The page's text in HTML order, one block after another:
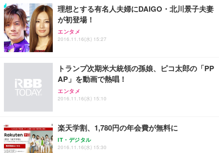
務用 おしゃれ パソコンチェア (ホワイト)
ANDWINT オフィスチェア デスクチェア 肘なし メ
ッシュ 通気性 ランバーサポート付き 腰サポート ガ
ス圧無段階昇降 360度回転 キャスター付き コンパク
【MiniLED/24.5inch/280Hz/FHD】GRAPHT THE S
HOOTER Gaming Monitor 24” Essential ゲーミン
グモニター QD 24.5インチ 1ms FHD 量子ドット 残
アイリスオーヤマ ペットシーツ 超厚型 お徳用 レギ
ュラー 200枚入【Amazon.co.jp限定】
理想とする有名人夫婦にDAIGO・北川景子夫妻
が初登場！
エンタメ
2016.11.16(水) 15:27
トランプ次期米大統領の孫娘、ピコ太郎の「PP
AP」を動画で熱唱！
エンタメ
2016.11.16(水) 15:10
楽天学割、1,780円の年会費が無料に
IT・デジタル
2016.11.16(水) 15:30